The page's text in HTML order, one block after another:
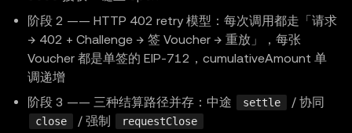
阶段 2 —— HTTP 402 retry 模型：每次调用都走「请求
→ 402 + Challenge → 签 Voucher → 重放」，每张
Voucher 都是单签的 EIP-712，cumulativeAmount 单
调递增
阶段 3 —— 三种结算路径并存：中途
settle / 协同
close / 强制 requestClose